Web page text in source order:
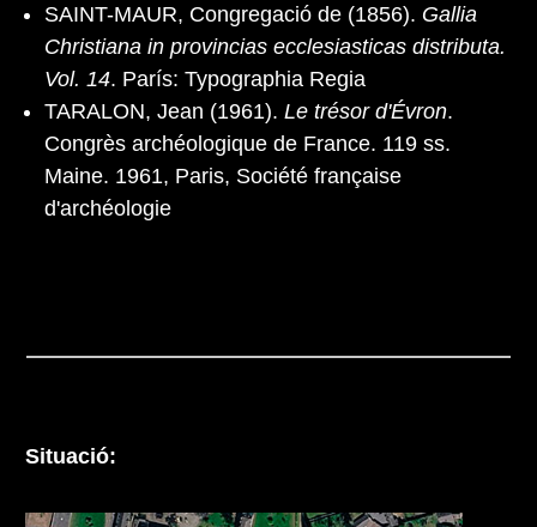
SAINT-MAUR, Congregació de (1856). Gallia
Christiana in provincias ecclesiasticas distributa.
Vol. 14. París: Typographia Regia
TARALON, Jean (1961). Le trésor d'Évron.
Congrès archéologique de France. 119 ss.
Maine. 1961, Paris, Société française
d'archéologie
Situació: